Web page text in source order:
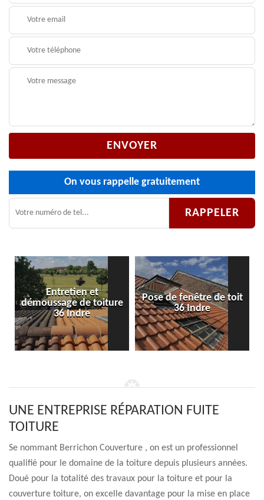
On vous rappelle gratuitement
Entretien et
démoussage de toiture
36 Indre
Pose de fenêtre de toit
36 Indre
UNE ENTREPRISE RÉPARATION FUITE
TOITURE
Se nommant Berrichon Couverture , on est un professionnel
qualifié pour le domaine de la toiture depuis plusieurs années.
Doué pour la totalité des travaux pour la toiture et pour la
couverture toiture, on excelle davantage pour la mise en place